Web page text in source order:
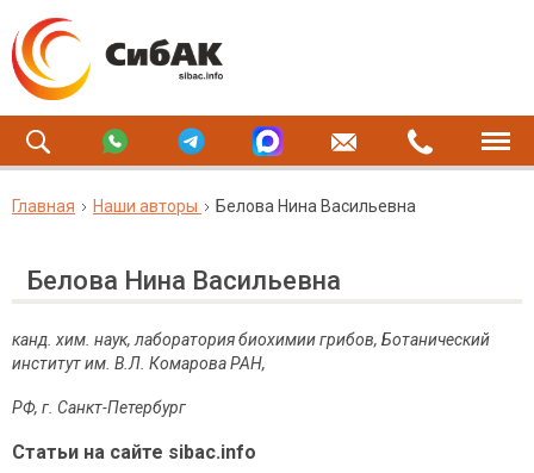
Главная Наши авторы Белова Нина Васильевна
Белова Нина Васильевна
канд. хим. наук, лаборатория биохимии грибов, Ботанический
институт им. В.Л. Комарова РАН,
РФ, г. Санкт-Петербург
Статьи на сайте sibac.info